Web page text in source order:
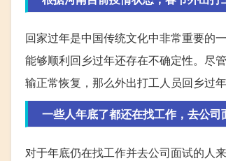
回家过年是中国传统文化中非常重要的
能够顺利回乡过年还存在不确定性。尽
输正常恢复，那么外出打工人员回乡过
一些人年底了都还在找工作，去公司
对于年底仍在找工作并去公司面试的人